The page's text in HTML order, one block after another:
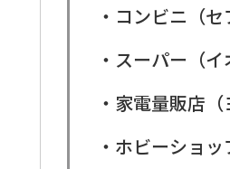
・コンビニ（
・スーパー（
・家電量販店
・ホビーショ